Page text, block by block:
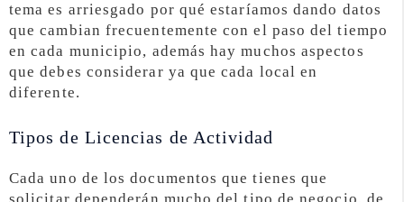
tema es arriesgado por qué estaríamos dando datos
que cambian frecuentemente con el paso del tiempo
en cada municipio, además hay muchos aspectos
que debes considerar ya que cada local en
diferente.
Tipos de Licencias de Actividad
Cada uno de los documentos que tienes que